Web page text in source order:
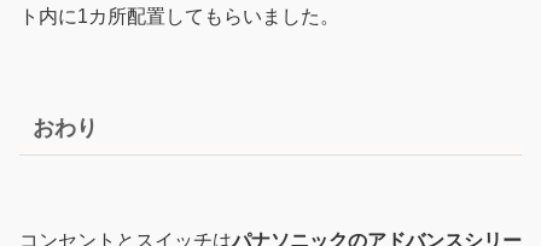
ト内に1カ所配置してもらいました。
おわり
コンセントとスイッチはパナソニックのアドバンスシリー